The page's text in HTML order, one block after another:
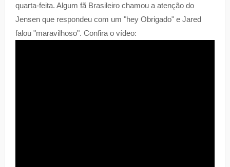
quarta-feita. Algum fã Brasileiro chamou a atenção do
Jensen que respondeu com um "hey Obrigado" e Jared
falou "maravilhoso". Confira o vídeo: